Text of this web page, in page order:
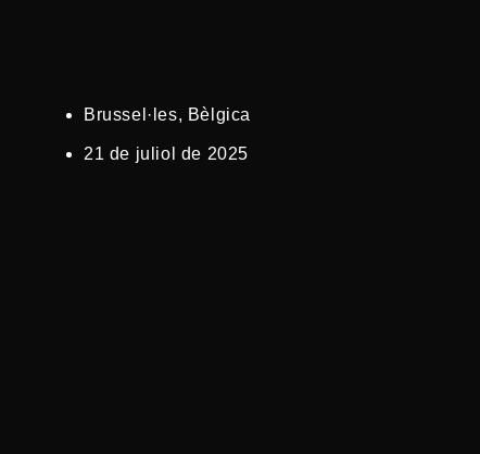
Brussel·les, Bèlgica
21 de juliol de 2025